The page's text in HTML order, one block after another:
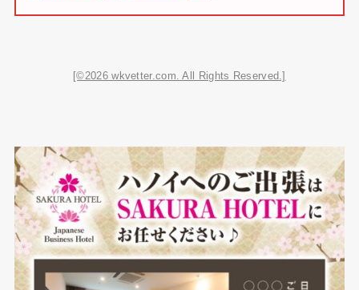
[©2026 wkvetter.com. All Rights Reserved.]